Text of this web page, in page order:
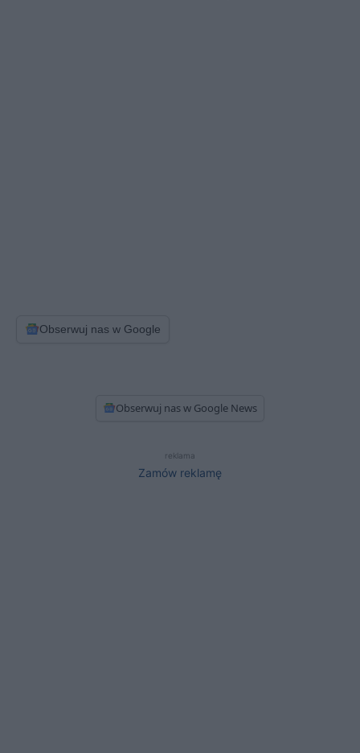
Obserwuj nas w Google
Obserwuj nas w Google News
reklama
Zamów reklamę